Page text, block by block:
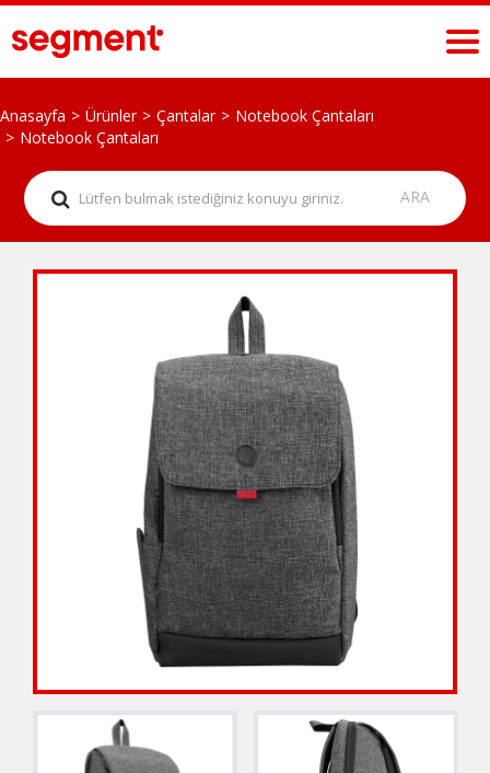
Anasayfa Ürünler Çantalar
Notebook Çantaları
Notebook Çantaları